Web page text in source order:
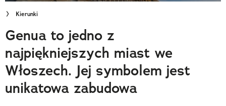
Wielki Konkurs Fotograficzny
Trendbook Podróżniczy
Polecane
Kierunki
Genua to jedno z
najpiękniejszych miast we
Włoszech. Jej symbolem jest
unikatowa zabudowa